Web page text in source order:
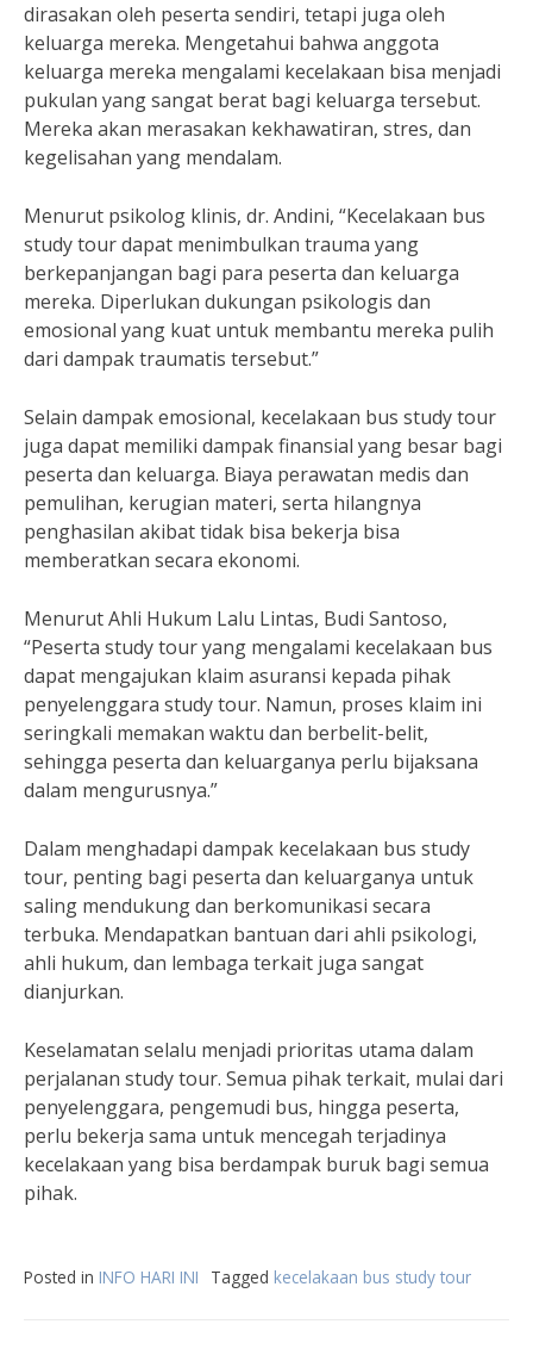
dirasakan oleh peserta sendiri, tetapi juga oleh
keluarga mereka. Mengetahui bahwa anggota
keluarga mereka mengalami kecelakaan bisa menjadi
pukulan yang sangat berat bagi keluarga tersebut.
Mereka akan merasakan kekhawatiran, stres, dan
kegelisahan yang mendalam.
Menurut psikolog klinis, dr. Andini, “Kecelakaan bus
study tour dapat menimbulkan trauma yang
berkepanjangan bagi para peserta dan keluarga
mereka. Diperlukan dukungan psikologis dan
emosional yang kuat untuk membantu mereka pulih
dari dampak traumatis tersebut.”
Selain dampak emosional, kecelakaan bus study tour
juga dapat memiliki dampak finansial yang besar bagi
peserta dan keluarga. Biaya perawatan medis dan
pemulihan, kerugian materi, serta hilangnya
penghasilan akibat tidak bisa bekerja bisa
memberatkan secara ekonomi.
Menurut Ahli Hukum Lalu Lintas, Budi Santoso,
“Peserta study tour yang mengalami kecelakaan bus
dapat mengajukan klaim asuransi kepada pihak
penyelenggara study tour. Namun, proses klaim ini
seringkali memakan waktu dan berbelit-belit,
sehingga peserta dan keluarganya perlu bijaksana
dalam mengurusnya.”
Dalam menghadapi dampak kecelakaan bus study
tour, penting bagi peserta dan keluarganya untuk
saling mendukung dan berkomunikasi secara
terbuka. Mendapatkan bantuan dari ahli psikologi,
ahli hukum, dan lembaga terkait juga sangat
dianjurkan.
Keselamatan selalu menjadi prioritas utama dalam
perjalanan study tour. Semua pihak terkait, mulai dari
penyelenggara, pengemudi bus, hingga peserta,
perlu bekerja sama untuk mencegah terjadinya
kecelakaan yang bisa berdampak buruk bagi semua
pihak.
Posted in INFO HARI INI Tagged kecelakaan bus study tour